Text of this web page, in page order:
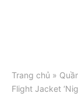
Trang chủ »
Flight Jacket